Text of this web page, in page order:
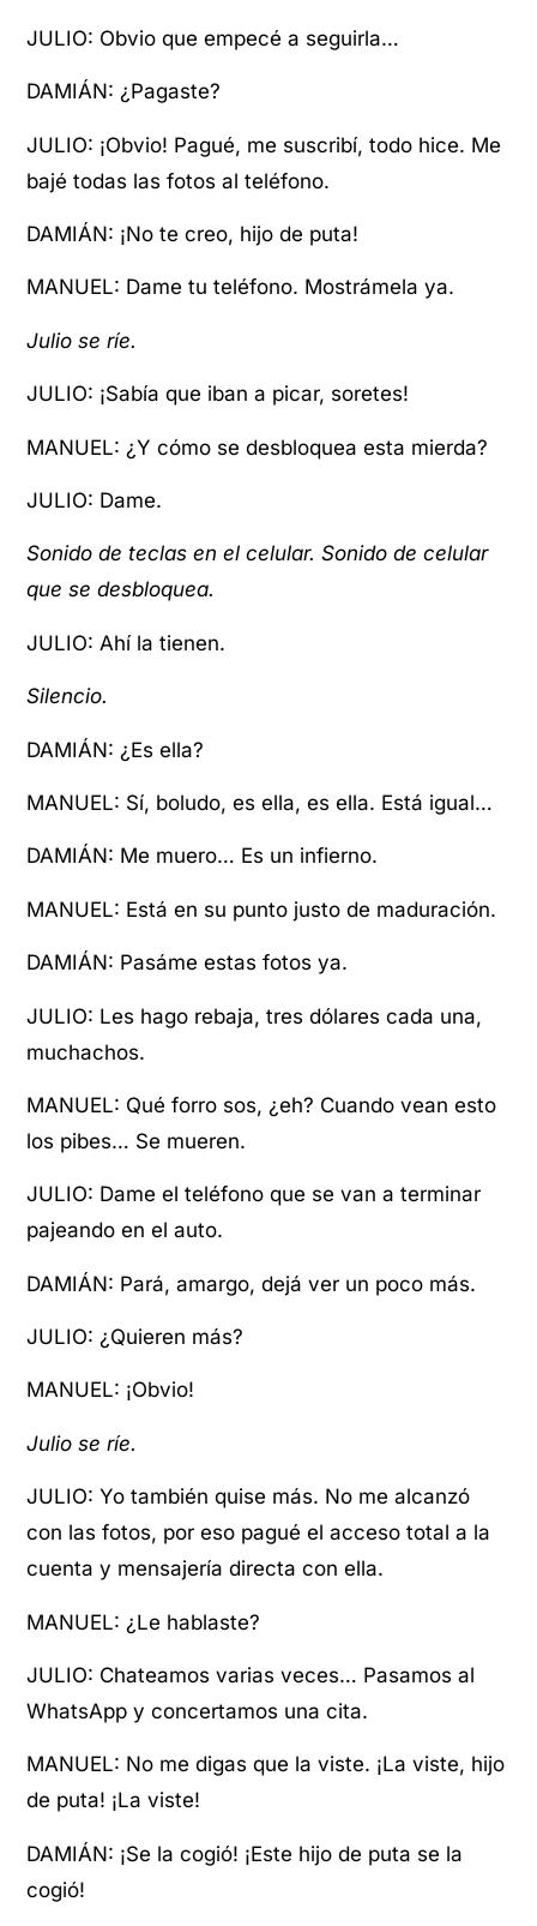
JULIO: Obvio que empecé a seguirla…
DAMIÁN: ¿Pagaste?
JULIO: ¡Obvio! Pagué, me suscribí, todo hice. Me
bajé todas las fotos al teléfono.
DAMIÁN: ¡No te creo, hijo de puta!
MANUEL: Dame tu teléfono. Mostrámela ya.
Julio se ríe.
JULIO: ¡Sabía que iban a picar, soretes!
MANUEL: ¿Y cómo se desbloquea esta mierda?
JULIO: Dame.
Sonido de teclas en el celular. Sonido de celular
que se desbloquea.
JULIO: Ahí la tienen.
Silencio.
DAMIÁN: ¿Es ella?
MANUEL: Sí, boludo, es ella, es ella. Está igual…
DAMIÁN: Me muero… Es un infierno.
MANUEL: Está en su punto justo de maduración.
DAMIÁN: Pasáme estas fotos ya.
JULIO: Les hago rebaja, tres dólares cada una,
muchachos.
MANUEL: Qué forro sos, ¿eh? Cuando vean esto
los pibes… Se mueren.
JULIO: Dame el teléfono que se van a terminar
pajeando en el auto.
DAMIÁN: Pará, amargo, dejá ver un poco más.
JULIO: ¿Quieren más?
MANUEL: ¡Obvio!
Julio se ríe.
JULIO: Yo también quise más. No me alcanzó
con las fotos, por eso pagué el acceso total a la
cuenta y mensajería directa con ella.
MANUEL: ¿Le hablaste?
JULIO: Chateamos varias veces… Pasamos al
WhatsApp y concertamos una cita.
MANUEL: No me digas que la viste. ¡La viste, hijo
de puta! ¡La viste!
DAMIÁN: ¡Se la cogió! ¡Este hijo de puta se la
cogió!